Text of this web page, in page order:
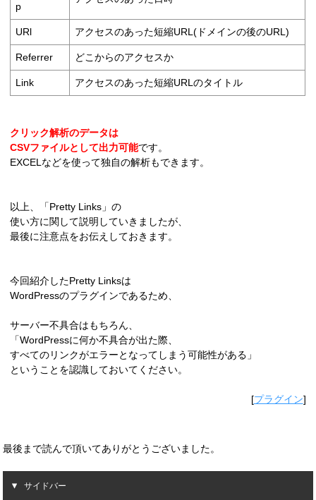
p
URl アクセスのあった短縮URL(ドメインの後のURL)
Referrer どこからのアクセスか
Link アクセスのあった短縮URLのタイトル
クリック解析のデータは
CSVファイルとして出力可能です。
EXCELなどを使って独自の解析もできます。
以上、「Pretty Links」の
使い方に関して説明していきましたが、
最後に注意点をお伝えしておきます。
今回紹介したPretty Linksは
WordPressのプラグインであるため、
サーバー不具合はもちろん、
「WordPressに何か不具合が出た際、
すべてのリンクがエラーとなってしまう可能性がある」
ということを認識しておいてください。
[プラグイン]
最後まで読んで頂いてありがとうございました。
サイドバー